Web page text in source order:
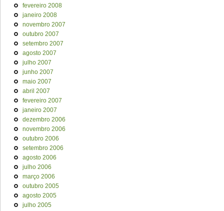
fevereiro 2008
janeiro 2008
novembro 2007
outubro 2007
setembro 2007
agosto 2007
julho 2007
junho 2007
maio 2007
abril 2007
fevereiro 2007
janeiro 2007
dezembro 2006
novembro 2006
outubro 2006
setembro 2006
agosto 2006
julho 2006
março 2006
outubro 2005
agosto 2005
julho 2005